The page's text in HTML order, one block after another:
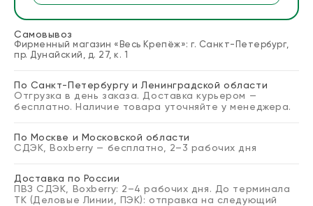
Самовывоз
Фирменный магазин «Весь Крепёж»: г. Санкт-Петербург,
пр. Дунайский, д. 27, к. 1
По Санкт-Петербургу и Ленинградской области
Отгрузка в день заказа. Доставка курьером —
бесплатно. Наличие товара уточняйте у менеджера.
По Москве и Московской области
СДЭК, Boxberry — бесплатно, 2–3 рабочих дня
Доставка по России
ПВЗ СДЭК, Boxberry: 2–4 рабочих дня. До терминала
ТК (Деловые Линии, ПЭК): отправка на следующий